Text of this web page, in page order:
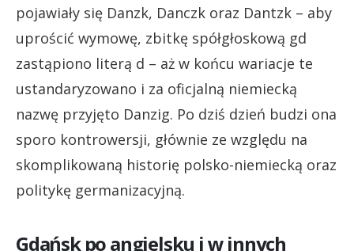
pojawiały się Danzk, Danczk oraz Dantzk – aby
uprościć wymowę, zbitkę spółgłoskową gd
zastąpiono literą d – aż w końcu wariacje te
ustandaryzowano i za oficjalną niemiecką
nazwę przyjęto Danzig. Po dziś dzień budzi ona
sporo kontrowersji, głównie ze względu na
skomplikowaną historię polsko-niemiecką oraz
politykę germanizacyjną.
Gdańsk po angielsku i w innych